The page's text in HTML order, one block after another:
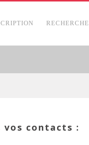
RECHERCHE
vos contacts :